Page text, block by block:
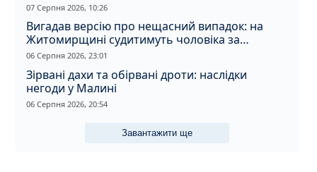
07 Серпня 2026, 10:26
Вигадав версію про нещасний випадок: на
Житомирщині судитимуть чоловіка за
вбивство співмешканки
06 Серпня 2026, 23:01
Зірвані дахи та обірвані дроти: наслідки
негоди у Малині
06 Серпня 2026, 20:54
Завантажити ще